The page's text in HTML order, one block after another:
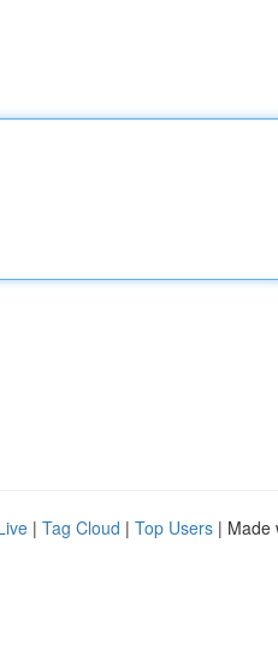
| Tag Cloud | Top Users | Made